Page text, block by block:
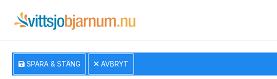
SPARA & STÄNG AVBRYT